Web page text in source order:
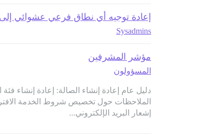
إعادة توجيه أي نطاق فرعي عشوائي إلى www
Sysadmins
مؤشر المشرفين
المسؤولون
دليل عام إعادة إنشاء الصالة: إعادة إنشاء
الملاحظات حول تخصيص شروط الخدمة
إشعار البريد الإلكتروني...